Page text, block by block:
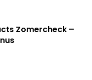
Zomercheck –